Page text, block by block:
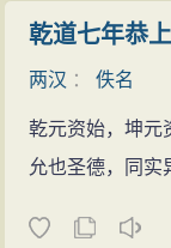
乾道七年恭
两汉 ：佚名
乾元资始，坤元
允也圣德，同实